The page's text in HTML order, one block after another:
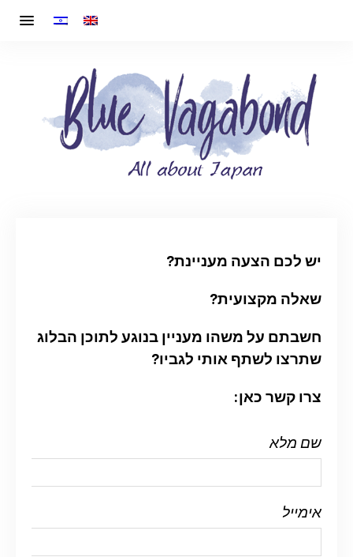
יש לכם הצעה מעניינת?
שאלה מקצועית?
חשבתם על משהו מעניין בנוגע לתוכן הבלוג
שתרצו לשתף אותי לגביו?
צרו קשר כאן:
שם מלא
אימייל